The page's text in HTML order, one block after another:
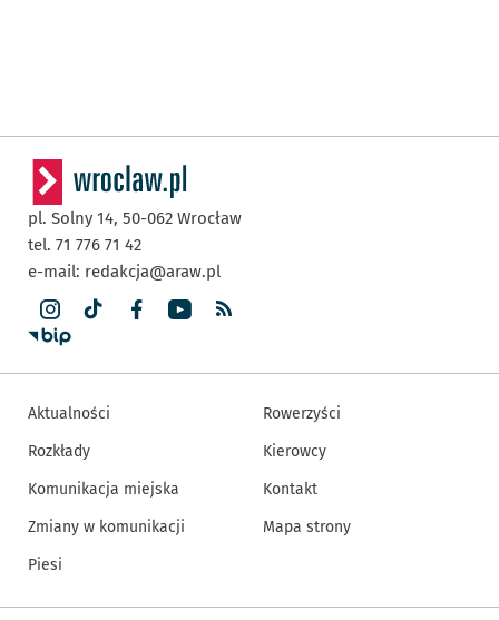
pl. Solny 14, 50-062 Wrocław
tel. 71 776 71 42
e-mail: redakcja@araw.pl
Aktualności
Rozkłady
Komunikacja miejska
Zmiany w komunikacji
Piesi
Rowerzyści
Kierowcy
Kontakt
Mapa strony